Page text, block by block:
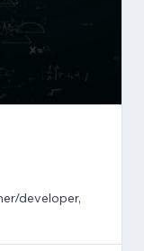
developer,